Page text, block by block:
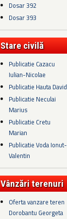
Dosar 392
Dosar 393
Stare civilă
Publicatie Cazacu
Iulian-Nicolae
Publicatie Hauta David
Publicatie Neculai
Marius
Publicatie Cretu
Marian
Publicatie Voda Ionut-
Valentin
Vânzări terenuri
Oferta vanzare teren
Dorobantu Georgeta